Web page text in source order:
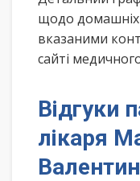
щодо домашніх
вказаними
сайті
Відгуки
лікаря